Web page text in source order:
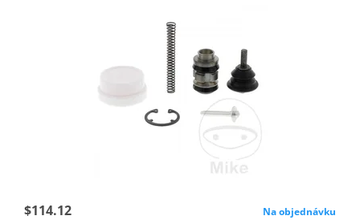
$114.12 Na objednávku